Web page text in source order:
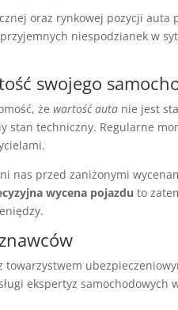
oraz rynkowej pozycji auta
niespodzianek w
swojego
żewartość auta nie jest
stan techniczny. Regularne
nas przed zaniżonymi
wycena pojazdu to
ekspertyz